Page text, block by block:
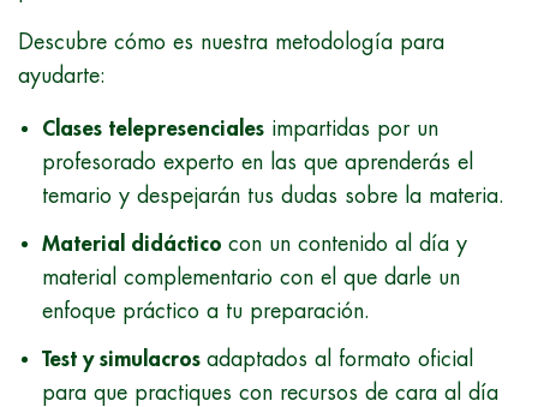
Descubre cómo es nuestra metodología para
ayudarte:
Clases telepresenciales impartidas por un
profesorado experto en las que aprenderás el
temario y despejarán tus dudas sobre la materia.
Material didáctico con un contenido al día y
material complementario con el que darle un
enfoque práctico a tu preparación.
Test y simulacros adaptados al formato oficial
para que practiques con recursos de cara al día